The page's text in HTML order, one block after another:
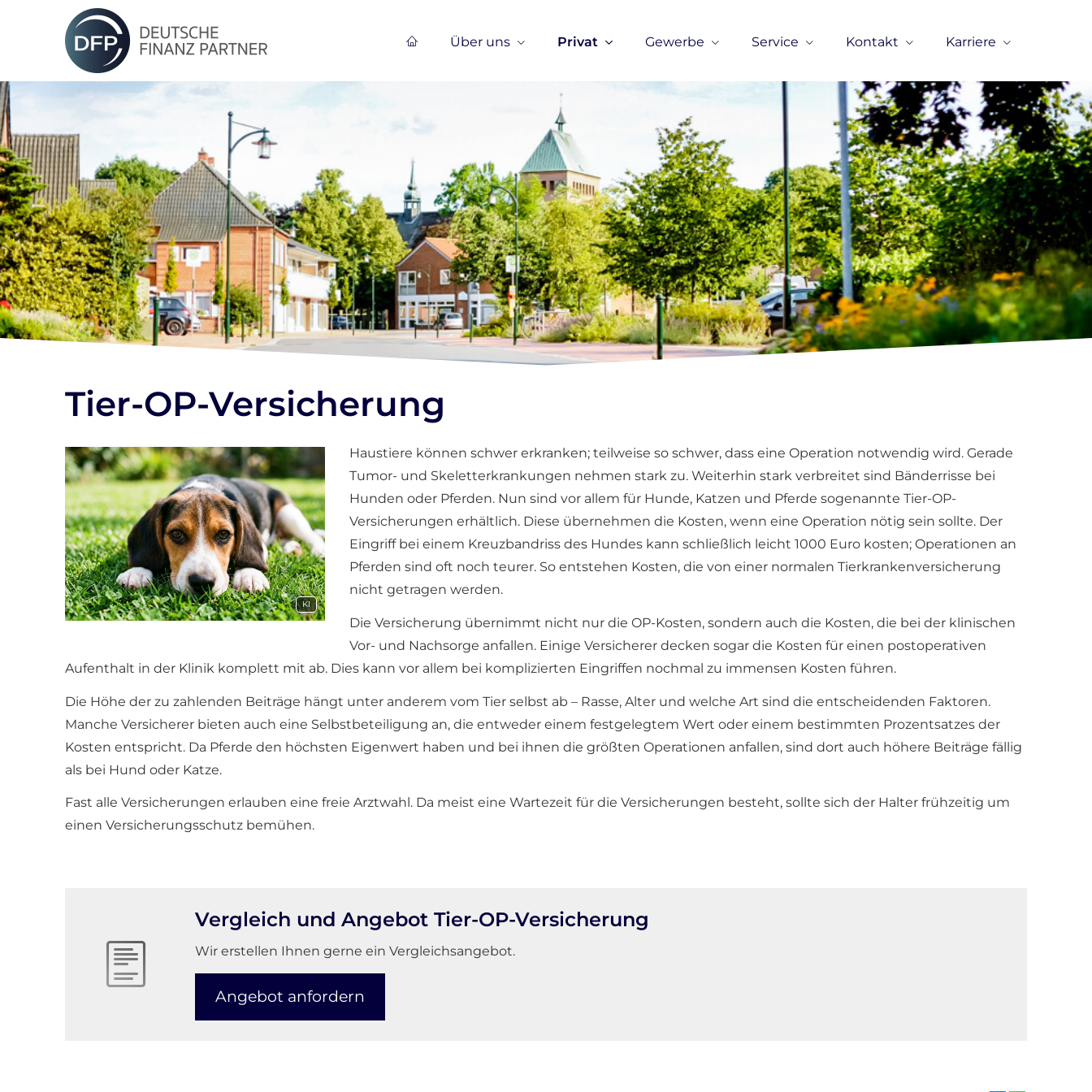
Über uns Privat Gewerbe Service Kontakt Karriere
Tier-OP-Versicherung
KI
Haustiere können schwer erkranken; teilweise so schwer, dass eine Operation notwendig wird. Gerade
Tumor- und Skeletterkrankungen nehmen stark zu. Weiterhin stark verbreitet sind Bänderrisse bei
Hunden oder Pferden. Nun sind vor allem für Hunde, Katzen und Pferde sogenannte Tier-OP-
Versicherungen erhältlich. Diese übernehmen die Kosten, wenn eine Operation nötig sein sollte. Der
Eingriff bei einem Kreuzbandriss des Hundes kann schließlich leicht 1000 Euro kosten; Operationen an
Pferden sind oft noch teurer. So entstehen Kosten, die von einer normalen Tierkrankenversicherung
nicht getragen werden.
Die Versicherung übernimmt nicht nur die OP-Kosten, sondern auch die Kosten, die bei der klinischen
Vor- und Nachsorge anfallen. Einige Versicherer decken sogar die Kosten für einen postoperativen
Aufenthalt in der Klinik komplett mit ab. Dies kann vor allem bei komplizierten Eingriffen nochmal zu immensen Kosten führen.
Die Höhe der zu zahlenden Beiträge hängt unter anderem vom Tier selbst ab – Rasse, Alter und welche Art sind die entscheidenden Faktoren.
Manche Versicherer bieten auch eine Selbstbeteiligung an, die entweder einem festgelegtem Wert oder einem bestimmten Prozentsatzes der
Kosten entspricht. Da Pferde den höchsten Eigenwert haben und bei ihnen die größten Operationen anfallen, sind dort auch höhere Beiträge fällig
als bei Hund oder Katze.
Fast alle Versicherungen erlauben eine freie Arztwahl. Da meist eine Wartezeit für die Versicherungen besteht, sollte sich der Halter frühzeitig um
einen Versicherungsschutz bemühen.
Vergleich und Angebot Tier-OP-Versicherung
Wir erstellen Ihnen gerne ein Vergleichsangebot.
An­ge­bot an­for­dern